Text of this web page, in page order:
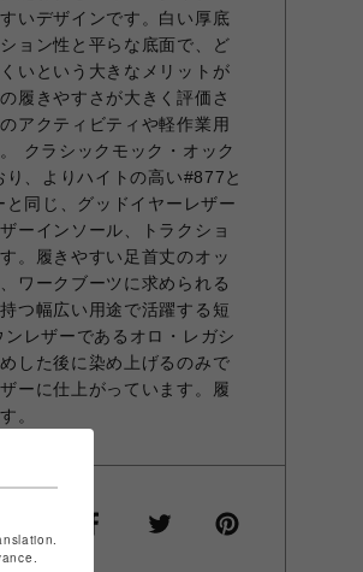
いデザインです。白い厚底
ョン性と平らな底面で、ど
いという大きなメリットが
履きやすさが大きく評価さ
アクティビティや軽作業用
クラシックモック・オック
、よりハイトの高い#877と
同じ、グッドイヤーレザー
ーインソール、トラクショ
。履きやすい足首丈のオッ
ワークブーツに求められる
つ幅広い用途で活躍する短
レザーであるオロ・レガシ
した後に染め上げるのみで
ーに仕上がっています。履
。